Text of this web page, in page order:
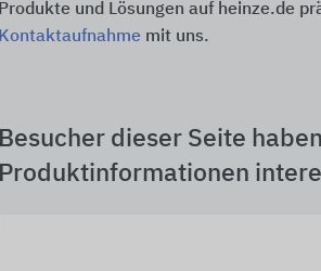
Produkte und Lösungen auf heinze.de
Kontaktaufnahme mit uns.
Besucher dieser Seite
Produktinformationen